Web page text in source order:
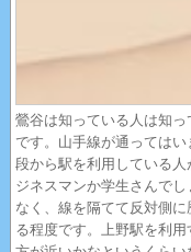
鶯谷は知っている人は知
です。山手線が通っては
段から駅を利用している
ジネスマンか学生さんで
なく、線を隔てて反対側
る程度です。上野駅を利